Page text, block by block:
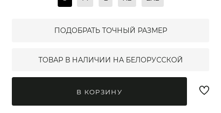
ПОДОБРАТЬ ТОЧНЫЙ РАЗМЕР
ТОВАР В НАЛИЧИИ НА БЕЛОРУССКОЙ
В КОРЗИНУ